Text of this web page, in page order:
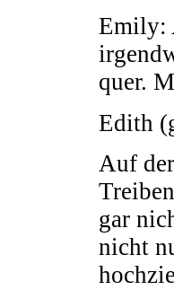
Emily:
quer.
Edith
Auf
gar
nicht